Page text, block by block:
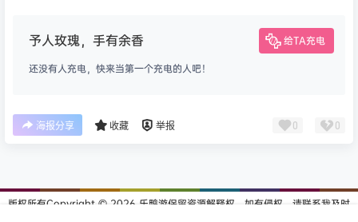
予人玫瑰，手有余香 给TA充电
还没有人充电，快来当第一个充电的人吧！
海报分享 收藏 举报 0 0
版权所有Copyright © 2026 乐鸭游保留资源解释权，如有侵权，请联系我及时